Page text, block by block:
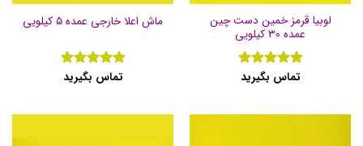
لوبیا قرمز خمین دست چین
عمده 30 کیلویی
نمره 5از
تماس بگیرید
ماش اعلا خارجی عمده ۵ کیلویی
نمره 5از
تماس بگیرید